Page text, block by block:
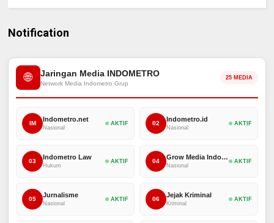
Notification
🌐 Jaringan Media INDOMETRO
Network Media Indometro Grup
25 MEDIA
IM
Indometro.net
Nasional
AKTIF 02
Indometro.id
Nasional
AKTIF
03
Indometro Law
Hukum
AKTIF 04
Grow Media Indonesia
Nasional
AKTIF
05
Jurnalisme
Nasional
AKTIF 06
Jejak Kriminal
Kriminal
AKTIF